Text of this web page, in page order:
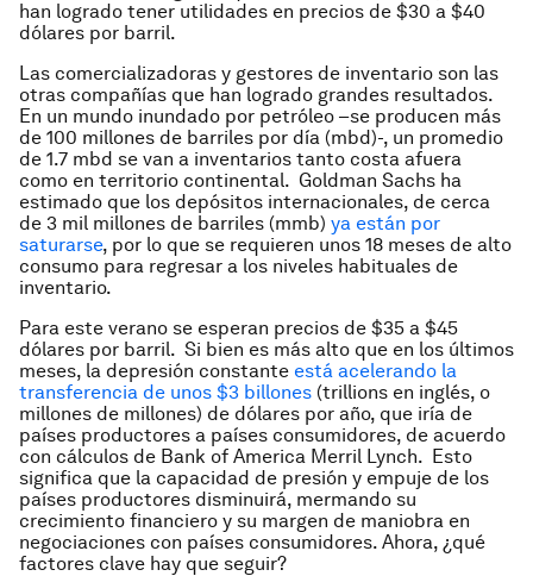
han logrado tener utilidades en precios de $30 a $40
dólares por barril.
Las comercializadoras y gestores de inventario son las
otras compañías que han logrado grandes resultados.
En un mundo inundado por petróleo –se producen más
de 100 millones de barriles por día (mbd)-, un promedio
de 1.7 mbd se van a inventarios tanto costa afuera
como en territorio continental. Goldman Sachs ha
estimado que los depósitos internacionales, de cerca
de 3 mil millones de barriles (mmb) ya están por
saturarse, por lo que se requieren unos 18 meses de alto
consumo para regresar a los niveles habituales de
inventario.
Para este verano se esperan precios de $35 a $45
dólares por barril. Si bien es más alto que en los últimos
meses, la depresión constante está acelerando la
transferencia de unos $3 billones (trillions en inglés, o
millones de millones) de dólares por año, que iría de
países productores a países consumidores, de acuerdo
con cálculos de Bank of America Merril Lynch. Esto
significa que la capacidad de presión y empuje de los
países productores disminuirá, mermando su
crecimiento financiero y su margen de maniobra en
negociaciones con países consumidores. Ahora, ¿qué
factores clave hay que seguir?